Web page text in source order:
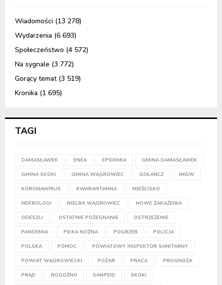
Wiadomości (13 278)
Wydarzenia (6 693)
Społeczeństwo (4 572)
Na sygnale (3 772)
Gorący temat(3 519)
Kronika (1 695)
TAGI
DAMASŁAWEK ENEA EPIDEMIA GMINA DAMASŁAWEK
GMINA SKOKI GMINA WĄGROWIEC GOŁAŃCZ IMGW
KORONAWIRUS KWARANTANNA MIEŚCISKO
NEKROLOGI NIELBA WĄGROWIEC NOWE ZAKAŻENIA
ODESZLI OSTATNIE POŻEGNANIE OSTRZEŻENIE
PANDEMIA PIŁKA NOŻNA POGRZEB POLICJA
POLSKA POMOC POWIATOWY INSPEKTOR SANITARNY
POWIAT WĄGROWIECKI POŻAR PRACA PROGNOZA
PRĄD ROGOŹNO SANPEID SKOKI